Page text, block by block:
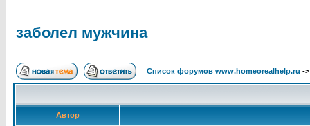
заболел мужчина
Список форумов www.homeorealhelp.ru -
Автор